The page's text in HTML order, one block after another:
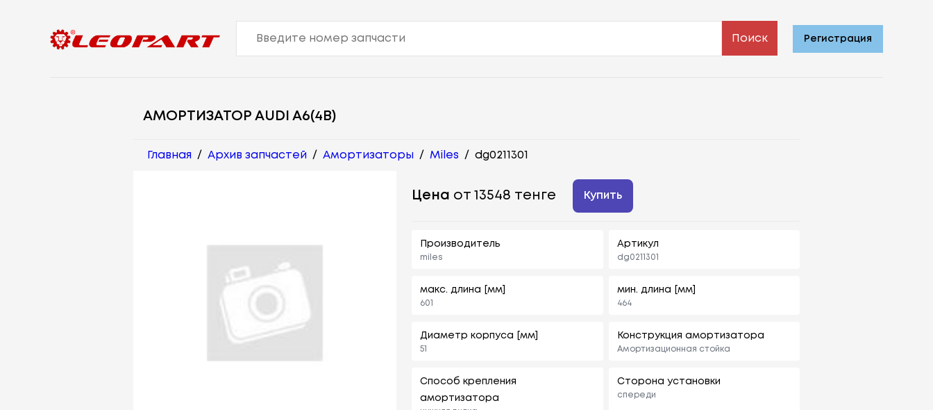
Поиск Регистрация
АМОРТИЗАТОР AUDI A6(4B)
Главная / Архив запчастей / Амортизаторы / Miles / dg0211301
Цена от 13548 тенге Купить
Производитель
miles
Артикул
dg0211301
макс. длина [мм]
601
мин. длина [мм]
464
Диаметр корпуса [мм]
51
Конструкция амортизатора
Амортизационная стойка
Способ крепления
амортизатора
Сторона установки
спереди